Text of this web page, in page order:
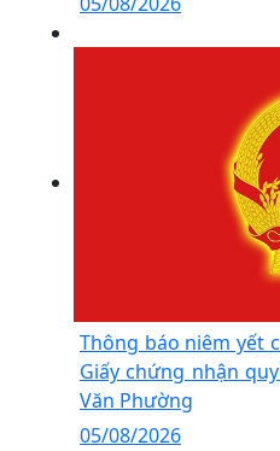
Thông báo niêm yết
Giấy chứng nhận
Văn Phường
05/08/2026